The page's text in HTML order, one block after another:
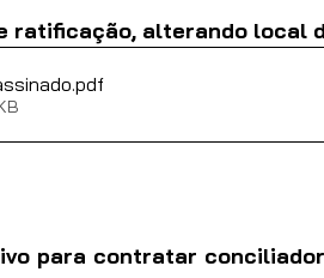
ratificação, alterando local
assinado.pdf
para contratar